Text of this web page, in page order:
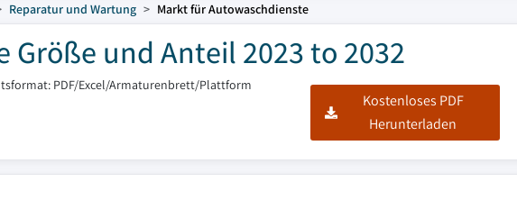
Reparatur und Wartung Markt für Autowaschdienste
und Anteil 2023 to 2032
PDF/Excel/Armaturenbrett/Plattform
Kostenloses PDF
Herunterladen